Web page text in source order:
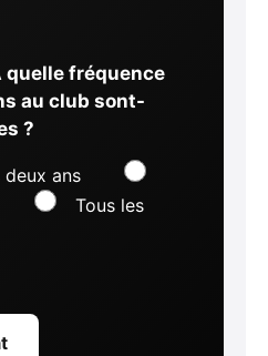
quelle fréquence
au club sont-
?
deux ans
Tous les